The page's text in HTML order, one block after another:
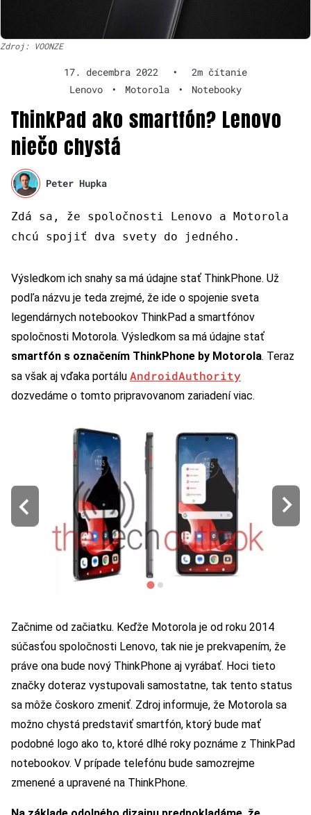
Zdroj: VOONZE
17. decembra 2022 •
2m čítanie
Lenovo
• Motorola • Notebooky
ThinkPad ako smartfón? Lenovo
niečo chystá
Peter Hupka
Zdá sa, že spoločnosti Lenovo a Motorola
chcú spojiť
dva svety do jedného.
Výsledkom ich snahy sa má údajne stať ThinkPhone. Už
podľa názvu je teda zrejmé, že ide o spojenie sveta
legendárnych notebookov ThinkPad a smartfónov
spoločnosti Motorola. Výsledkom sa má údajne stať
smartfón s označením ThinkPhone by Motorola. Teraz
sa však aj vďaka portálu AndroidAuthority
dozvedáme o tomto pripravovanom zariadení viac.
Začnime od začiatku. Keďže Motorola je od roku 2014
súčasťou spoločnosti Lenovo, tak nie je prekvapením, že
práve ona bude nový ThinkPhone aj vyrábať. Hoci tieto
značky doteraz vystupovali samostatne, tak tento status
sa môže čoskoro zmeniť. Zdroj informuje, že Motorola sa
možno chystá predstaviť smartfón, ktorý bude mať
podobné logo ako to, ktoré dlhé roky poznáme z ThinkPad
notebookov. V prípade telefónu bude samozrejme
zmenené a upravené na ThinkPhone.